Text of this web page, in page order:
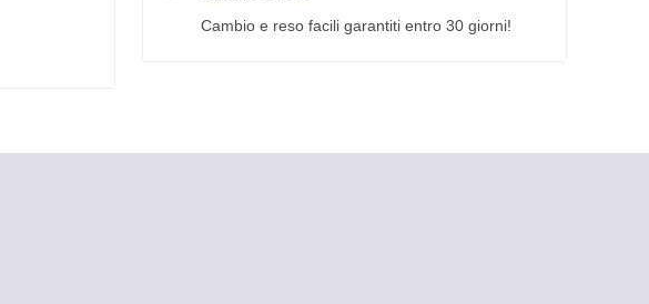
Cambio e reso facili garantiti entro 30 giorni!